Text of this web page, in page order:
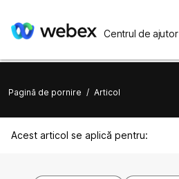
Centrul de ajutor
Pagină de pornire / Articol
Acest articol se aplică pentru: